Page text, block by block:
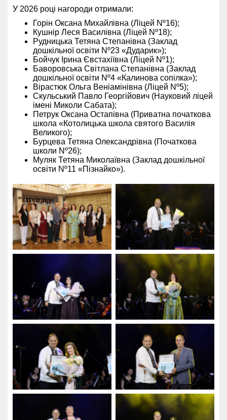
У 2026 році нагороди отримали:
Горін Оксана Михайлівна (Ліцей Nº16);
Кушнір Леся Василівна (Ліцей Nº18);
Рудницька Тетяна Степанівна (Заклад
дошкільної освіти Nº23 «Дударик»);
Бойчук Ірина Євстахіївна (Ліцей Nº1);
Баворовська Світлана Степанівна (Заклад
дошкільної освіти Nº4 «Калинова сопілка»);
Вірастюк Ольга Веніамінівна (Ліцей Nº5);
Скульський Павло Георгійович (Науковий ліцей
імені Миколи Сабата);
Петрук Оксана Остапівна (Приватна початкова
школа «Котолицька школа святого Василія
Великого);
Бурцева Тетяна Олександрівна (Початкова
школи Nº26);
Муляк Тетяна Миколаївна (Заклад дошкільної
освіти Nº11 «Пізнайко»).